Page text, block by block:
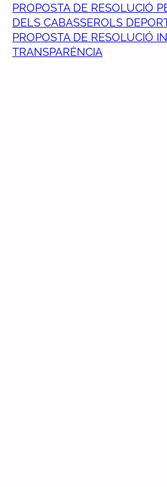
PROPOSTA DE RESOLUCIÓ
DELS CABASSEROLS
PROPOSTA DE RESOLUCIÓ
TRANSPARÈNCIA